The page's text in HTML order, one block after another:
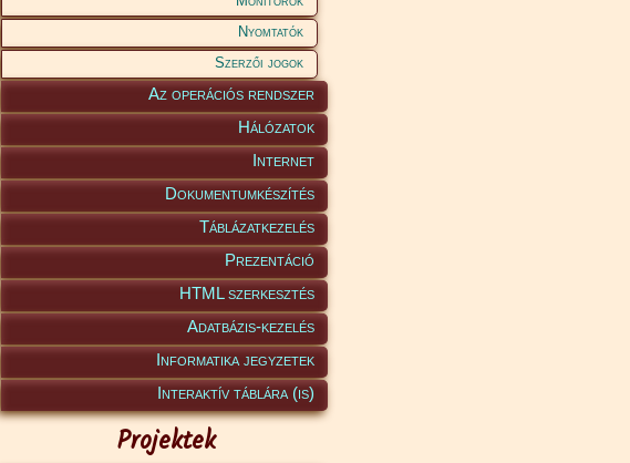
Nyomtatók
Szerzői jogok
Az operációs rendszer
Hálózatok
Internet
Dokumentumkészítés
Táblázatkezelés
Prezentáció
HTML szerkesztés
Adatbázis-kezelés
Informatika jegyzetek
Interaktív táblára (is)
Projektek